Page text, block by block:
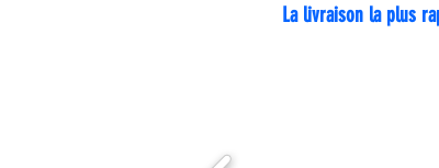
La livraison la plus